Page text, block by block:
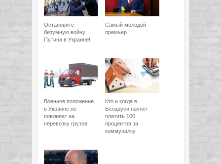
Остановите
безумную войну
Путина в Украине!
Самый молодой
премьер
Военное положение
в Украине не
повлияет на
перевозку грузов
Кто и когда в
Беларуси начнет
платить 100
процентов за
коммуналку